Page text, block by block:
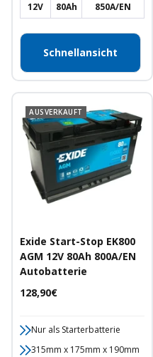
12V 80Ah 850A/EN
Schnellansicht
AUSVERKAUFT
Exide Start-Stop EK800
AGM 12V 80Ah 800A/EN
Autobatterie
Angebotspreis
128,90€
Nur als Starterbatterie
315mm x 175mm x 190mm